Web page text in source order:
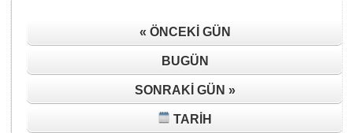
« ÖNCEKI GÜN
BUGÜN
SONRAKI GÜN »
TARIH